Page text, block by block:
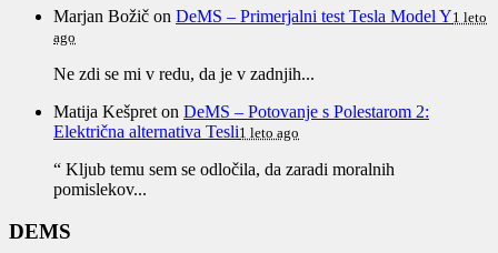
Marjan Božič on DeMS – Primerjalni test Tesla Model Y1 leto
ago
Ne zdi se mi v redu, da je v zadnjih...
Matija Kešpret on DeMS – Potovanje s Polestarom 2:
Električna alternativa Tesli1 leto ago
“ Kljub temu sem se odločila, da zaradi moralnih
pomislekov...
DEMS